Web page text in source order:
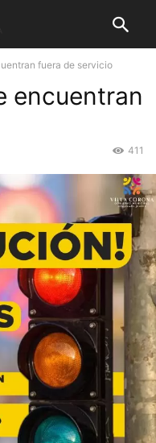
fuera de servicio
encuentran
411